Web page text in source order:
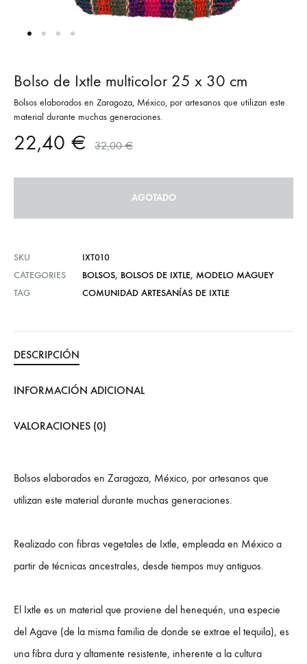
Bolso de Ixtle multicolor 25 x 30 cm
Bolsos elaborados en Zaragoza, México, por artesanos que utilizan este
material durante muchas generaciones.
22,40 € 32,00€
AGOTADO
SKU
IXT010
CATEGORIES
BOLSOS, BOLSOS DE IXTLE, MODELO MAGUEY
TAG
COMUNIDAD ARTESANÍAS DE IXTLE
DESCRIPCIÓN
INFORMACIÓN ADICIONAL
VALORACIONES (0)
Bolsos elaborados en Zaragoza, México, por artesanos que
utilizan este material durante muchas generaciones.
Realizado con fibras vegetales de Ixtle, empleada en México a
partir de técnicas ancestrales, desde tiempos muy antiguos.
El Ixtle es un material que proviene del henequén, una especie
del Agave (de la misma familia de donde se extrae el tequila), es
una fibra dura y altamente resistente, inherente a la cultura